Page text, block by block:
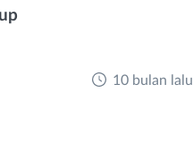
10 bulan lalu